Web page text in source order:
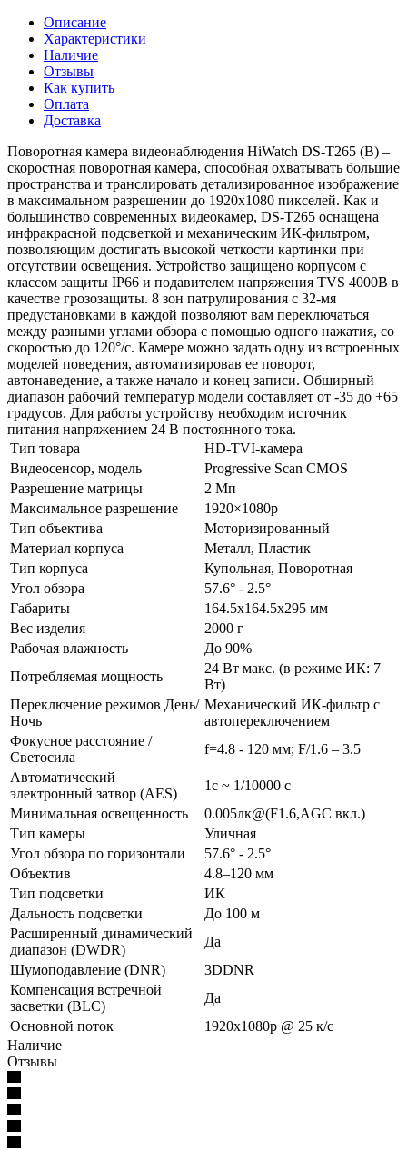
Описание
Характеристики
Наличие
Отзывы
Как купить
Оплата
Доставка
Поворотная камера видеонаблюдения HiWatch DS-T265 (B) –
скоростная поворотная камера, способная охватывать большие
пространства и транслировать детализированное изображение
в максимальном разрешении до 1920х1080 пикселей. Как и
большинство современных видеокамер, DS-T265 оснащена
инфракрасной подсветкой и механическим ИК-фильтром,
позволяющим достигать высокой четкости картинки при
отсутствии освещения. Устройство защищено корпусом с
классом защиты IP66 и подавителем напряжения TVS 4000В в
качестве грозозащиты. 8 зон патрулирования с 32-мя
предустановками в каждой позволяют вам переключаться
между разными углами обзора с помощью одного нажатия, со
скоростью до 120°/с. Камере можно задать одну из встроенных
моделей поведения, автоматизировав ее поворот,
автонаведение, а также начало и конец записи. Обширный
диапазон рабочий температур модели составляет от -35 до +65
градусов. Для работы устройству необходим источник
питания напряжением 24 В постоянного тока.
Тип товара
HD-TVI-камера
Видеосенсор, модель
Progressive Scan CMOS
Разрешение матрицы
2 Мп
Максимальное разрешение
1920×1080p
Тип объектива
Моторизированный
Материал корпуса
Металл, Пластик
Тип корпуса
Купольная, Поворотная
Угол обзора
57.6° - 2.5°
Габариты
164.5x164.5x295 мм
Вес изделия
2000 г
Рабочая влажность
До 90%
Потребляемая мощность
24 Вт макс. (в режиме ИК: 7
Вт)
Переключение режимов День/
Ночь
Механический ИК-фильтр с
автопереключением
Фокусное расстояние /
Светосила
f=4.8 - 120 мм; F/1.6 – 3.5
Автоматический
электронный затвор (AES)
1с ~ 1/10000 с
Минимальная освещенность
0.005лк@(F1.6,AGC вкл.)
Тип камеры
Уличная
Угол обзора по горизонтали
57.6° - 2.5°
Объектив
4.8–120 мм
Тип подсветки
ИК
Дальность подсветки
До 100 м
Расширенный динамический
диапазон (DWDR)
Да
Шумоподавление (DNR)
3DDNR
Компенсация встречной
засветки (BLC)
Да
Основной поток
1920x1080p @ 25 к/с
Наличие
Отзывы